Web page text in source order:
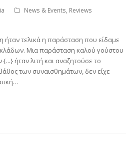
News & Events, Reviews
ήταν τελικά η παράσταση που είδαμε
Μια παράσταση καλού γούστου
ήταν λιτή και αναζητούσε το
των συναισθημάτων, δεν είχε